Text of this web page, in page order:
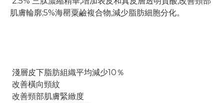
肌膚輪廓;5%海罌粟鹼複合物,減少脂肪細胞分化。
淺層皮下脂肪組織平均減少10％
改善橫向頸紋
改善頸部肌膚緊緻度